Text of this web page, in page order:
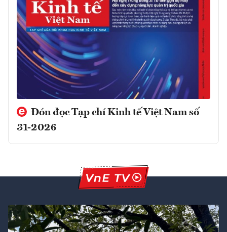
Đón đọc Tạp chí Kinh tế Việt Nam số
31-2026